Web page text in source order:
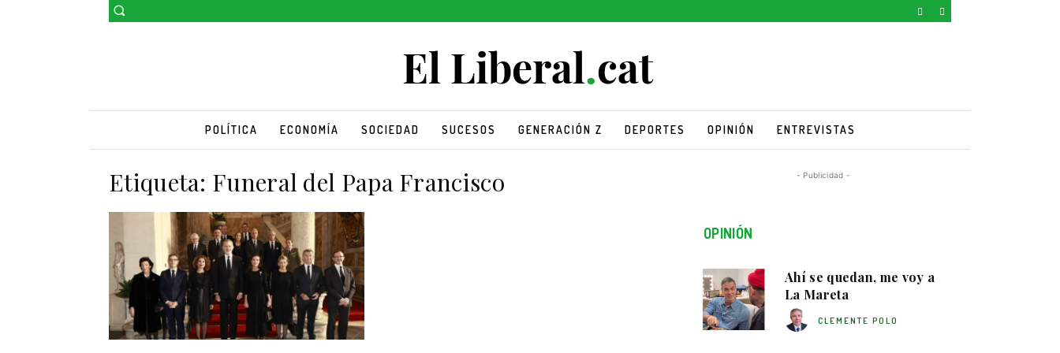
POLÍTICA ECONOMÍA SOCIEDAD SUCESOS GENERACIÓN Z DEPORTES OPINIÓN ENTREVISTAS
Etiqueta: Funeral del Papa Francisco - Publicidad -
OPINIÓN
Ahí se quedan, me voy a
La Mareta
CLEMENTE POLO